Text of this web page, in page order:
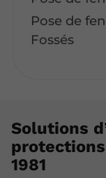
Pose de
Fossés
Solutions
1981